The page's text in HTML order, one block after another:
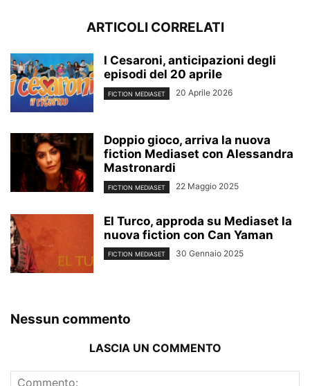
ARTICOLI CORRELATI
I Cesaroni, anticipazioni degli
episodi del 20 aprile
FICTION MEDIASET 20 Aprile 2026
Doppio gioco, arriva la nuova
fiction Mediaset con Alessandra
Mastronardi
FICTION MEDIASET 22 Maggio 2025
El Turco, approda su Mediaset la
nuova fiction con Can Yaman
FICTION MEDIASET 30 Gennaio 2025
Nessun commento
LASCIA UN COMMENTO